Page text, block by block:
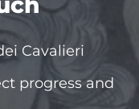
Cavalieri
progress and